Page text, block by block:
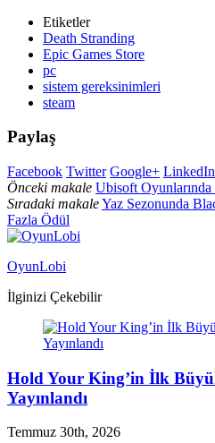
Etiketler
Death Stranding
Epic Games Store
pc
sistem gereksinimleri
steam
Paylaş
Facebook Twitter Google+ LinkedIn
Önceki makale Ubisoft
Sıradaki makaleYaz Sezonunda
Fazla Ödül
OyunLobi
İlginizi Çekebilir
Hold Your King’in İlk
Yayınlandı
Temmuz 30th, 2026